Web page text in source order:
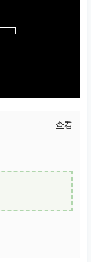
查看